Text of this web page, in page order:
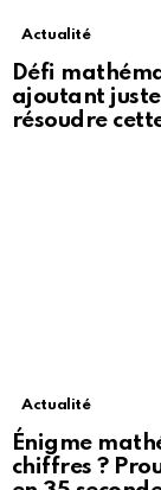
Actualité
Défi
ajoutant
résoudre
Actualité
Énigme
chiffres ?